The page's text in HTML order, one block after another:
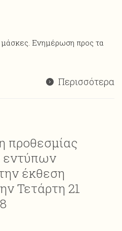
Ενημέρωση προς τα
Περισσότερα
προθεσμίας
εντύπων
έκθεση
Τετάρτη 21